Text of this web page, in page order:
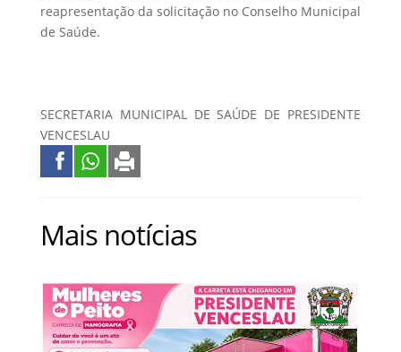
reapresentação da solicitação no Conselho Municipal
de Saúde.
SECRETARIA MUNICIPAL DE SAÚDE DE PRESIDENTE
VENCESLAU
Mais notícias